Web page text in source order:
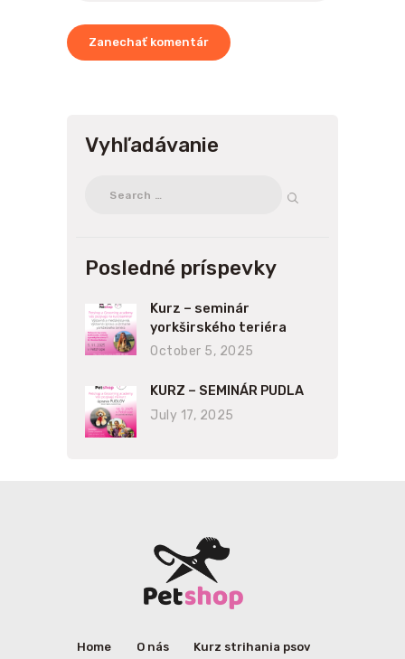
Vyhľadávanie
Posledné príspevky
Kurz – seminár
yorkširského teriéra
October 5, 2025
KURZ – SEMINÁR PUDLA
July 17, 2025
Home O nás Kurz strihania psov